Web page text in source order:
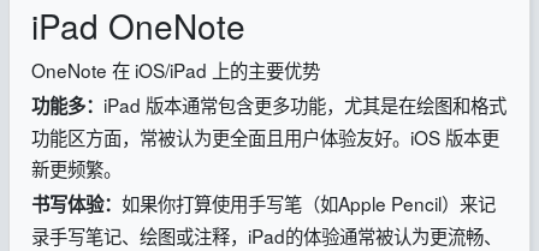
iPad OneNote
OneNote 在 iOS/iPad 上的主要优势
功能多： iPad 版本通常包含更多功能，尤其是在绘图和格式
功能区方面，常被认为更全面且用户体验友好。iOS 版本更
新更频繁。
书写体验： 如果你打算使用手写笔（如Apple Pencil）来记
录手写笔记、绘图或注释，iPad的体验通常被认为更流畅、